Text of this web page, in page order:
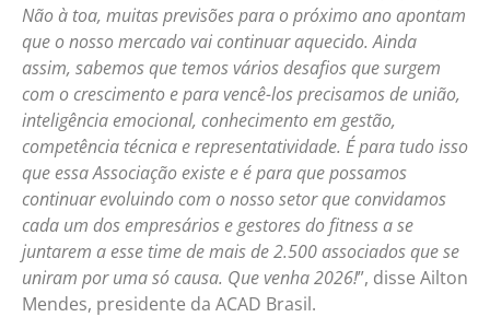
Não à toa, muitas previsões para o próximo ano apontam
que o nosso mercado vai continuar aquecido. Ainda
assim, sabemos que temos vários desafios que surgem
com o crescimento e para vencê-los precisamos de união,
inteligência emocional, conhecimento em gestão,
competência técnica e representatividade. É para tudo isso
que essa Associação existe e é para que possamos
continuar evoluindo com o nosso setor que convidamos
cada um dos empresários e gestores do fitness a se
juntarem a esse time de mais de 2.500 associados que se
uniram por uma só causa. Que venha 2026!”, disse Ailton
Mendes, presidente da ACAD Brasil.